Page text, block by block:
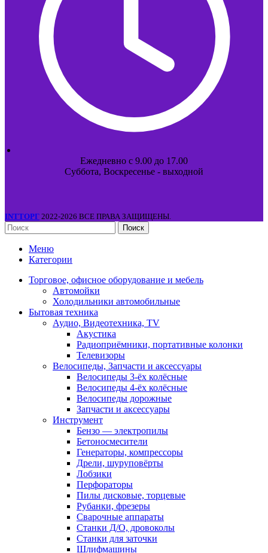
Ежедневно с 9.00 до 17.00
Суббота, Воскресенье - выходной
INTТОРГ 2022-2026 ВСЕ ПРАВА ЗАЩИЩЕНЫ.
Поиск
Меню
Категории
Торговое, офисное оборудование и мебель
Автомойки
Холодильники автомобильные
Бытовая техника
Аудио, Видеотехника, TV
Акустика
Радиоприёмники, портативные колонки
Телевизоры
Велосипеды, Запчасти и аксессуары
Велосипеды 3-ёх колёсные
Велосипеды 4-ёх колёсные
Велосипеды дорожные
Запчасти и аксессуары
Инструмент
Бензо — электропилы
Бетоносмесители
Генераторы, компрессоры
Дрели, шуруповёрты
Лобзики
Перфораторы
Пилы дисковые, торцевые
Рубанки, фрезеры
Сварочные аппараты
Станки Д/О, дровоколы
Станки для заточки
Шлифмашины